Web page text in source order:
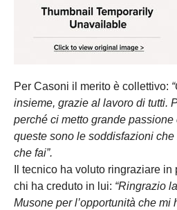
Per Casoni il merito è collettivo:
insieme, grazie al lavoro di tutti.
perché ci metto grande
queste sono le soddisfazioni
che fai”.
Il tecnico ha voluto ringraziare
chi ha creduto in lui: “Ringrazio
Musone per l’opportunità che mi